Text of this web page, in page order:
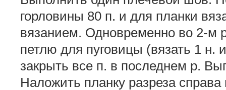
горловины 80 п. и для планки
вязанием. Одновременно во 2-м
петлю для пуговицы (вязать 1 н.
закрыть все п. в последнем р.
Наложить планку разреза